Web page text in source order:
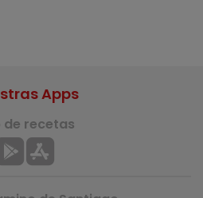
Apps
de recetas